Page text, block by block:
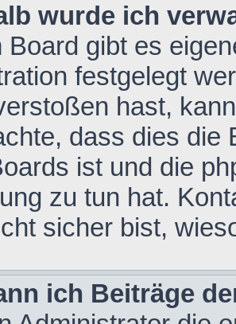
wurde ich
Board gibt es
festgelegt
hast,
dass dies die
ist und die
zu tun hat.
sicher bist,
ich Beiträge